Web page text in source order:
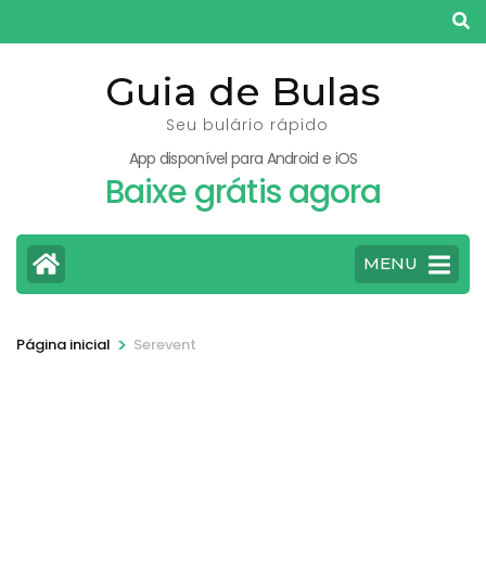
para
Guia de Bulas
Seu bulário rápido
App disponível para Android e iOS
Baixe grátis agora
MENU
Página inicial > Serevent